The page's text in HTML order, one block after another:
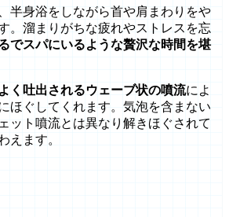
半身浴をしながら首や肩まわりをや
。溜まりがちな疲れやストレスを忘
でスパにいるような贅沢な時間を堪
く吐出されるウェーブ状の噴流によ
ほぐしてくれます。気泡を含まない
ット噴流とは異なり解きほぐされて
えます。